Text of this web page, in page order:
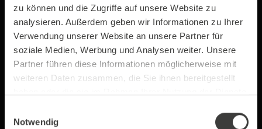
zu können und die Zugriffe auf unsere Website zu
analysieren. Außerdem geben wir Informationen zu Ihrer
Verwendung unserer Website an unsere Partner für
soziale Medien, Werbung und Analysen weiter. Unsere
Partner führen diese Informationen möglicherweise mit
weiteren Daten zusammen, die Sie ihnen bereitgestellt
Notwendig